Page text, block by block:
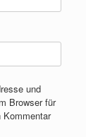
und
Browser für
Kommentar